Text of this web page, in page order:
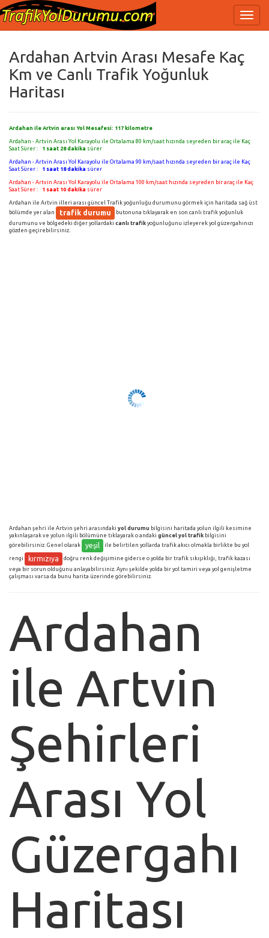
Ardahan Artvin Arası Mesafe Kaç
Km ve Canlı Trafik Yoğunluk
Haritası
Ardahan ile Artvin arası Yol Mesafesi: 117 kilometre
Ardahan - Artvin Arası Yol Karayolu ile Ortalama 80 km/saat hızında seyreden bir araç ile Kaç
Saat Sürer :
1 saat 28 dakika sürer
Ardahan - Artvin Arası Yol Karayolu ile Ortalama 90 km/saat hızında seyreden bir araç ile Kaç
Saat Sürer :
1 saat 18 dakika sürer
Ardahan - Artvin Arası Yol Karayolu ile Ortalama 100 km/saat hızında seyreden bir araç ile Kaç
Saat Sürer :
1 saat 10 dakika sürer
Ardahan ile Artvin illeri arası güncel Trafik yoğunluğu durumunu görmek için haritada sağ üst
bölümde yer alan
trafik durumu
butonuna tıklayarak en son canlı trafik yoğunluk
durumunu ve bölgedeki diğer yollardaki canlı trafik yoğunluğunu izleyerek yol güzergahınızı
gözden geçirebilirsiniz.
Ardahan şehri ile Artvin şehri arasındaki yol durumu bilgisini haritada yolun ilgili kesimine
yakınlaşarak ve yolun ilgili bölümüne tıklayarak o andaki güncel yol trafik bilgisini
görebilirsiniz. Genel olarak
yeşil ile belirtilen yollarda trafik akıcı olmakla birlikte bu yol
rengi kırmızıya
doğru renk değişimine giderse o yolda bir trafik sıkışıklığı, trafik kazası
veya bir sorun olduğunu anlayabilirsiniz. Aynı şekilde yolda bir yol tamiri veya yol genişletme
çalışması varsa da bunu harita üzerinde görebilirsiniz.
Ardahan
ile Artvin
Şehirleri
Arası Yol
Güzergahı
Haritası